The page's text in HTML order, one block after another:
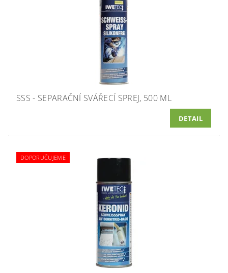
SSS - SEPARAČNÍ SVÁŘECÍ SPREJ, 500 ML
DETAIL
DOPORUČUJEME